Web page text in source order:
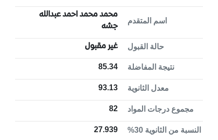
اسم المتقدم
محمد محمد احمد عبدالله
جشه
حالة القبول غير مقبول
نتيجة المفاضلة 85.34
معدل الثانوية 93.13
مجموع درجات المواد 82
النسبة من الثانوية 30% 27.939